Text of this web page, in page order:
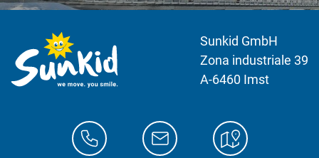
Sunkid GmbH
Zona industriale 39
A-6460 Imst